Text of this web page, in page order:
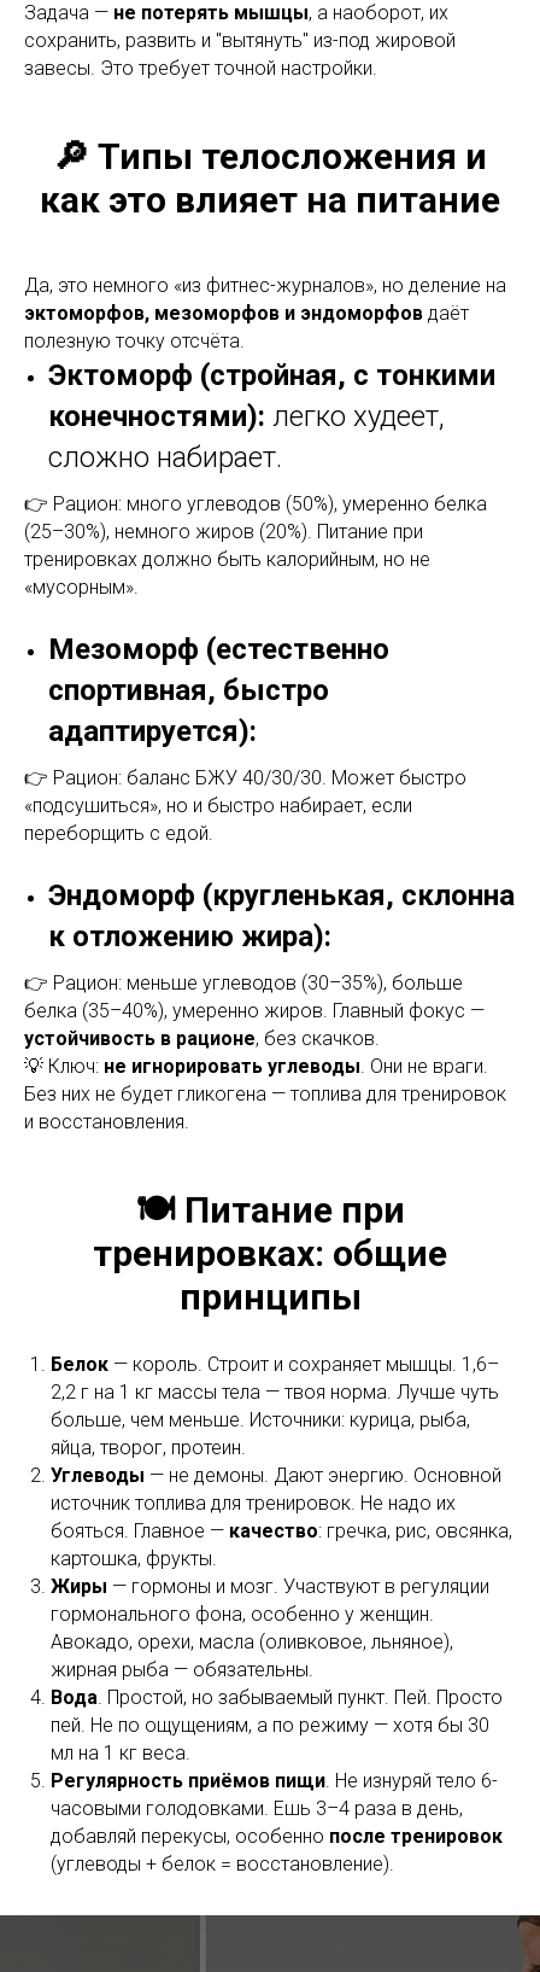
Задача — не потерять мышцы, а наоборот, их
сохранить, развить и "вытянуть" из-под жировой
завесы. Это требует точной настройки.
🔎 Типы телосложения и
как это влияет на питание
Да, это немного «из фитнес-журналов», но деление на
эктоморфов, мезоморфов и эндоморфов даёт
полезную точку отсчёта.
Эктоморф (стройная, с тонкими
конечностями): легко худеет,
сложно набирает.
👉 Рацион: много углеводов (50%), умеренно белка
(25–30%), немного жиров (20%). Питание при
тренировках должно быть калорийным, но не
«мусорным».
Мезоморф (естественно
спортивная, быстро
адаптируется):
👉 Рацион: баланс БЖУ 40/30/30. Может быстро
«подсушиться», но и быстро набирает, если
переборщить с едой.
Эндоморф (кругленькая, склонна
к отложению жира):
👉 Рацион: меньше углеводов (30–35%), больше
белка (35–40%), умеренно жиров. Главный фокус —
устойчивость в рационе, без скачков.
💡 Ключ: не игнорировать углеводы. Они не враги.
Без них не будет гликогена — топлива для тренировок
и восстановления.
🍽️ Питание при
тренировках: общие
принципы
Белок — король. Строит и сохраняет мышцы. 1,6–
2,2 г на 1 кг массы тела — твоя норма. Лучше чуть
больше, чем меньше. Источники: курица, рыба,
яйца, творог, протеин.
Углеводы — не демоны. Дают энергию. Основной
источник топлива для тренировок. Не надо их
бояться. Главное — качество: гречка, рис, овсянка,
картошка, фрукты.
Жиры — гормоны и мозг. Участвуют в регуляции
гормонального фона, особенно у женщин.
Авокадо, орехи, масла (оливковое, льняное),
жирная рыба — обязательны.
Вода. Простой, но забываемый пункт. Пей. Просто
пей. Не по ощущениям, а по режиму — хотя бы 30
мл на 1 кг веса.
Регулярность приёмов пищи. Не изнуряй тело 6-
часовыми голодовками. Ешь 3–4 раза в день,
добавляй перекусы, особенно после тренировок
(углеводы + белок = восстановление).